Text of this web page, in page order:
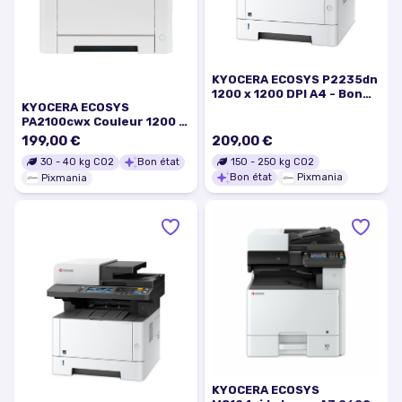
KYOCERA ECOSYS
PA2100cwx Couleur 1200 x
1200 DPI A4 Wifi - Bon état
199,00 €
30 - 40 kg CO2
Bon état
Pixmania
KYOCERA ECOSYS P2235dn
1200 x 1200 DPI A4 - Bon
209,00 €
150 - 250 kg CO2
Bon état
Pixmania
KYOCERA ECOSYS